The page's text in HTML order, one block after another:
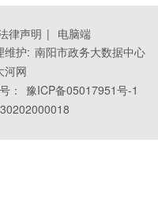
律声明 | 电脑端
维护: 南阳市政务大数据中心
河网
： 豫ICP备05017951号-1